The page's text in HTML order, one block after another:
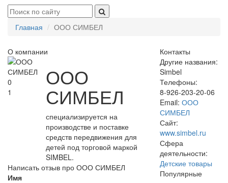
Главная ООО СИМБЕЛ
О компании
0
1
ООО
СИМБЕЛ
специализируется на
производстве и поставке
средств передвижения для
детей под торговой маркой
SIMBEL.
Написать отзыв про ООО СИМБЕЛ
Имя
Контакты
Другие названия:
Simbel
Телефоны:
8-926-203-20-06
Email: ООО
СИМБЕЛ
Сайт:
www.simbel.ru
Сфера
деятельности:
Детские товары
Популярные